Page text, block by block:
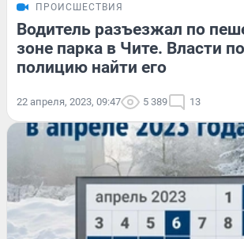
ПРОИСШЕСТВИЯ
Водитель разъезжал по
зоне парка в Чите. Власти
полицию найти его
22 апреля, 2023, 09:47 5 389 13